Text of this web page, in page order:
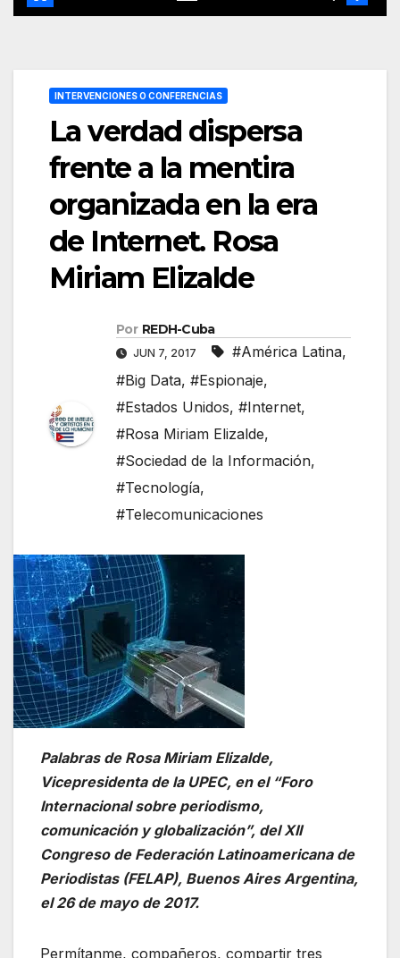
INTERVENCIONES O CONFERENCIAS
La verdad dispersa
frente a la mentira
organizada en la era
de Internet. Rosa
Miriam Elizalde
Por REDH-Cuba
JUN 7, 2017 #América Latina,
#Big Data, #Espionaje,
#Estados Unidos, #Internet,
#Rosa Miriam Elizalde,
#Sociedad de la Información,
#Tecnología,
#Telecomunicaciones
Palabras de Rosa Miriam Elizalde,
Vicepresidenta de la UPEC, en el “Foro
Internacional sobre periodismo,
comunicación y globalización”, del XII
Congreso de Federación Latinoamericana de
Periodistas (FELAP), Buenos Aires Argentina,
el 26 de mayo de 2017.
Permítanme, compañeros, compartir tres